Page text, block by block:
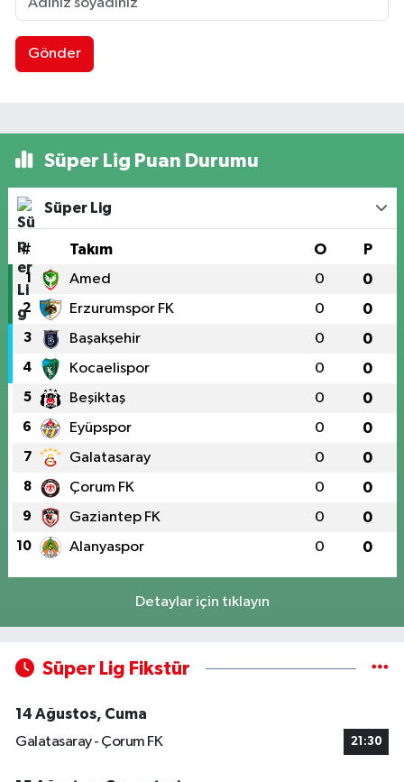
Gönder
Süper Lig Puan Durumu
Süper Lig
# Takım O P
1 Amed 0 0
2 Erzurumspor FK 0 0
3 Başakşehir 0 0
4 Kocaelispor 0 0
5 Beşiktaş 0 0
6 Eyüpspor 0 0
7 Galatasaray 0 0
8 Çorum FK 0 0
9 Gaziantep FK 0 0
10 Alanyaspor 0 0
Detaylar için tıklayın
Süper Lig Fikstür
14 Ağustos, Cuma
Galatasaray - Çorum FK
21:30